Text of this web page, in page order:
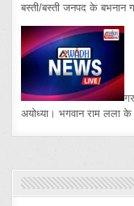
बस्ती/बस्ती जनपद के बभनान
अयोध्या। भगवान राम लला के